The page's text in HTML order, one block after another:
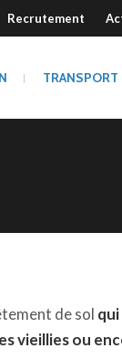
Recrutement
TRANSPORT
de sol
vieillies ou